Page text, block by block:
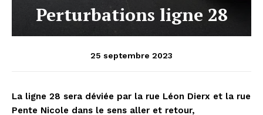
Perturbations ligne 28
25 septembre 2023
La ligne 28 sera déviée par la rue Léon Dierx et la rue
Pente Nicole dans le sens aller et retour,